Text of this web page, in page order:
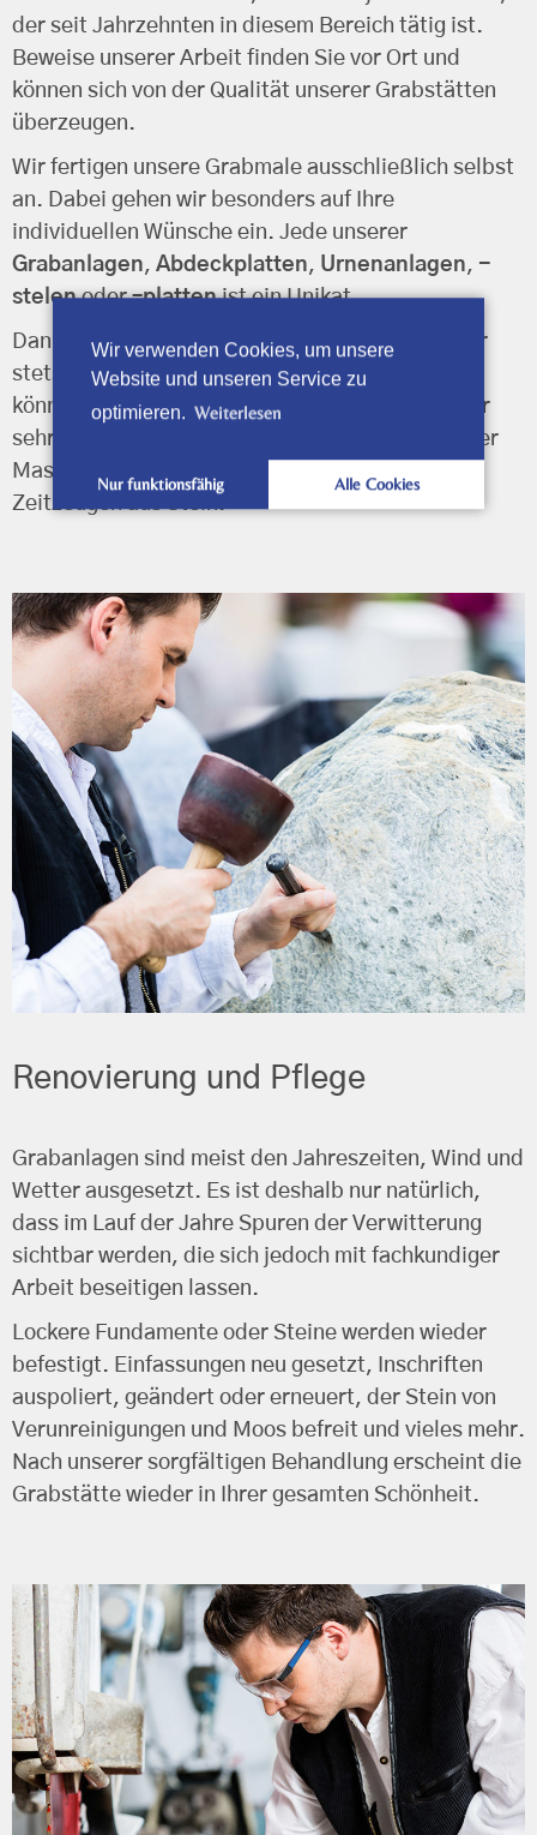
Wir verwenden Cookies, um unsere
Website und unseren Service zu
optimieren. Weiterlesen
Nur funktionsfähig Alle Cookies
der seit Jahrzehnten in diesem Bereich tätig ist.
Beweise unserer Arbeit finden Sie vor Ort und
können sich von der Qualität unserer Grabstätten
überzeugen.
Wir fertigen unsere Grabmale ausschließlich selbst
an. Dabei gehen wir besonders auf Ihre
individuellen Wünsche ein. Jede unserer
Grabanlagen, Abdeckplatten, Urnenanlagen, -
stelenoder–plattenist ein Unikat.
Dank ausreichender Lagerkapazitäten haben wir
stets eine große Materialauswahl vor Ort und
können kurzfristig produzieren. Mit Hilfe unserer
sehr gut ausgebildeten Steinmetze und moderner
Maschinen entstehen so ganz besondere
Zeitzeugen aus Stein.
Renovierung und Pflege
Grabanlagen sind meist den Jahreszeiten, Wind und
Wetter ausgesetzt. Es ist deshalb nur natürlich,
dass im Lauf der Jahre Spuren der Verwitterung
sichtbar werden, die sich jedoch mit fachkundiger
Arbeit beseitigen lassen.
Lockere Fundamente oder Steine werden wieder
befestigt. Einfassungen neu gesetzt, Inschriften
auspoliert, geändert oder erneuert, der Stein von
Verunreinigungen und Moos befreit und vieles mehr.
Nach unserer sorgfältigen Behandlung erscheint die
Grabstätte wieder in Ihrer gesamten Schönheit.